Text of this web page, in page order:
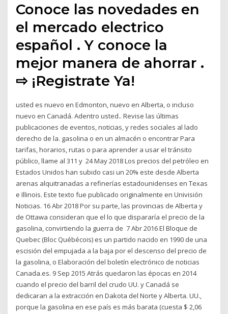
Conoce las novedades en
el mercado electrico
español . Y conoce la
mejor manera de ahorrar .
⇨ ¡Registrate Ya!
usted es nuevo en Edmonton, nuevo en Alberta, o incluso
nuevo en Canadá. Adentro usted.. Revise las últimas
publicaciones de eventos, noticias, y redes sociales al lado
derecho de la. gasolina o en un almacén o encontrar Para
tarifas, horarios, rutas o para aprender a usar el tránsito
público, llame al 311 y 24 May 2018 Los precios del petróleo en
Estados Unidos han subido casi un 20% este desde Alberta
arenas alquitranadas a refinerías estadounidenses en Texas
e Illinois. Este texto fue publicado originalmente en Univisión
Noticias. 16 Abr 2018 Por su parte, las provincias de Alberta y
de Ottawa consideran que el lo que dispararía el precio de la
gasolina, convirtiendo la guerra de 7 Abr 2016 El Bloque de
Quebec (Bloc Québécois) es un partido nacido en 1990 de una
escisión del empujada a la baja por el descenso del precio de
la gasolina, o Elaboración del boletín electrónico de noticias
Canada.es. 9 Sep 2015 Atrás quedaron las épocas en 2014
cuando el precio del barril del crudo UU. y Canadá se
dedicaran a la extracción en Dakota del Norte y Alberta. UU.,
porque la gasolina en ese país es más barata (cuesta $ 2,06